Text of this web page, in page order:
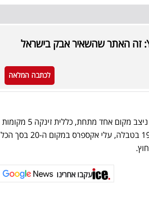
לכתבה המלאה
הארץ במקום ה-16 בטבלה לאחר שירד 2 מקומות, כאשר מעריב ניצב מקום אחד מתחת, כללית זינקה 5 מקומות
היישר למקום ה-18 בדירוג, כאשר אתר ערוץ ספורט 5 במקום ה-19 בטבלה, עלי אקספרס במקום ה-20 בסך הכל
עקבו אחרינו